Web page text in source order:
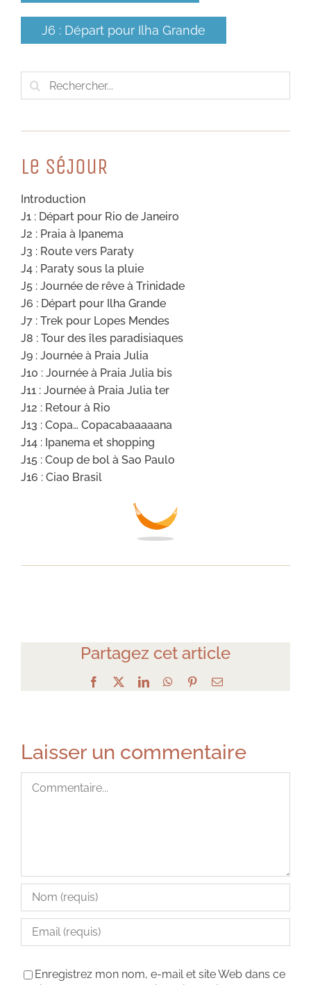
J6 : Départ pour Ilha Grande
Rechercher:
Le SéJouR
Introduction
J1 : Départ pour Rio de Janeiro
J2 : Praia à Ipanema
J3 : Route vers Paraty
J4 : Paraty sous la pluie
J5 : Journée de rêve à Trinidade
J6 : Départ pour Ilha Grande
J7 : Trek pour Lopes Mendes
J8 : Tour des îles paradisiaques
J9 : Journée à Praia Julia
J10 : Journée à Praia Julia bis
J11 : Journée à Praia Julia ter
J12 : Retour à Rio
J13 : Copa… Copacabaaaaana
J14 : Ipanema et shopping
J15 : Coup de bol à Sao Paulo
J16 : Ciao Brasil
Partagez cet article
Facebook LinkedInWhatsApp
PinterestEmail
Laisser un commentaire
Enregistrez mon nom, e-mail et site Web dans ce